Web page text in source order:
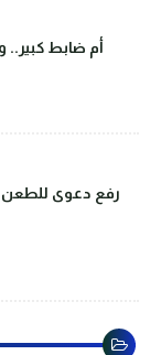
أم ضابط كبير..
رفع دعوى للطعن